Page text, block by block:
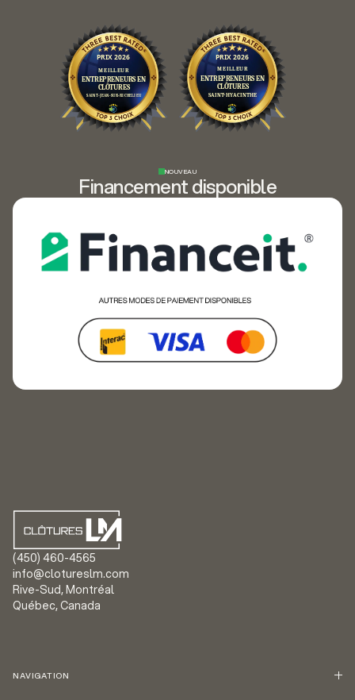
NOUVEAU
Financement disponible
(450) 460-4565
info@clotureslm.com
Rive-Sud, Montréal
Québec, Canada
NAVIGATION